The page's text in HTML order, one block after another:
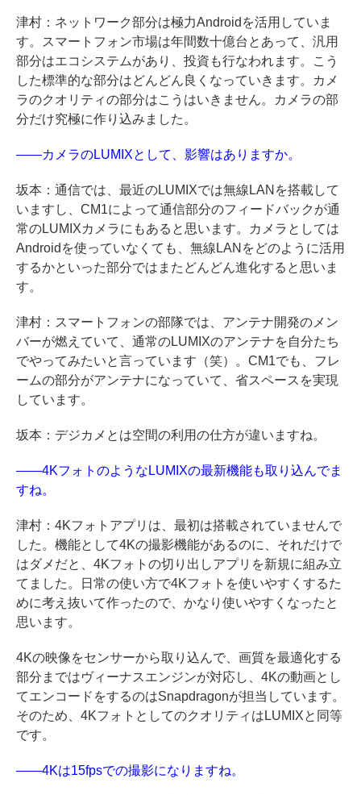
津村：ネットワーク部分は極力Androidを活用していま
す。スマートフォン市場は年間数十億台とあって、汎用
部分はエコシステムがあり、投資も行なわれます。こう
した標準的な部分はどんどん良くなっていきます。カメ
ラのクオリティの部分はこうはいきません。カメラの部
分だけ究極に作り込みました。
――カメラのLUMIXとして、影響はありますか。
坂本：通信では、最近のLUMIXでは無線LANを搭載して
いますし、CM1によって通信部分のフィードバックが通
常のLUMIXカメラにもあると思います。カメラとしては
Androidを使っていなくても、無線LANをどのように活用
するかといった部分ではまたどんどん進化すると思いま
す。
津村：スマートフォンの部隊では、アンテナ開発のメン
バーが燃えていて、通常のLUMIXのアンテナを自分たち
でやってみたいと言っています（笑）。CM1でも、フレ
ームの部分がアンテナになっていて、省スペースを実現
しています。
坂本：デジカメとは空間の利用の仕方が違いますね。
――4KフォトのようなLUMIXの最新機能も取り込んでま
すね。
津村：4Kフォトアプリは、最初は搭載されていませんで
した。機能として4Kの撮影機能があるのに、それだけで
はダメだと、4Kフォトの切り出しアプリを新規に組み立
てました。日常の使い方で4Kフォトを使いやすくするた
めに考え抜いて作ったので、かなり使いやすくなったと
思います。
4Kの映像をセンサーから取り込んで、画質を最適化する
部分まではヴィーナスエンジンが対応し、4Kの動画とし
てエンコードをするのはSnapdragonが担当しています。
そのため、4KフォトとしてのクオリティはLUMIXと同等
です。
――4Kは15fpsでの撮影になりますね。